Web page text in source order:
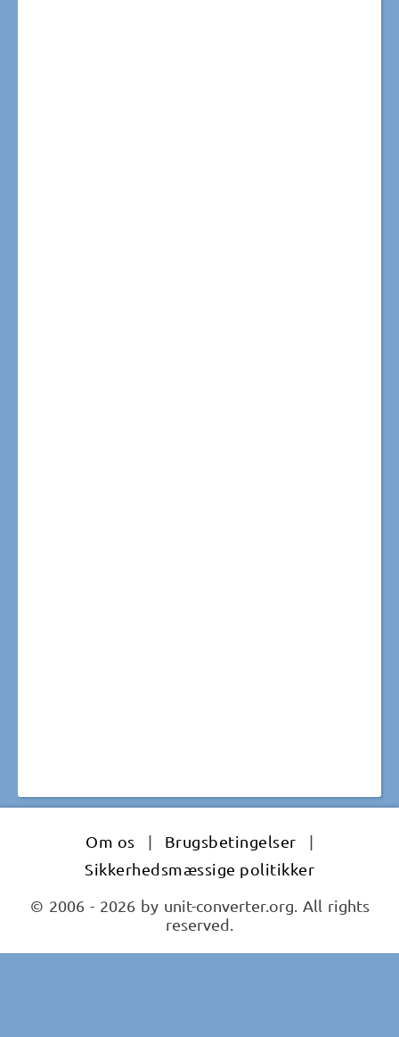
Om os | Brugsbetingelser
|
Sikkerhedsmæssige politikker
© 2006 - 2026 by unit-converter.org. All rights
reserved.